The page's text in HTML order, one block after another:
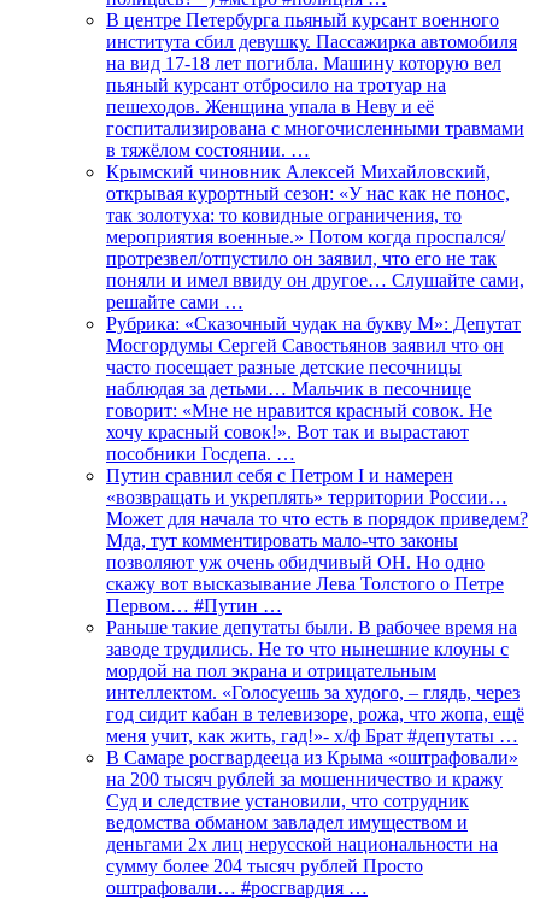
В центре Петербурга пьяный курсант военного
института сбил девушку. Пассажирка автомобиля
на вид 17-18 лет погибла. Машину которую вел
пьяный курсант отбросило на тротуар на
пешеходов. Женщина упала в Неву и её
госпитализирована с многочисленными травмами
в тяжёлом состоянии. …
Крымский чиновник Алексей Михайловский,
открывая курортный сезон: «У нас как не понос,
так золотуха: то ковидные ограничения, то
мероприятия военные.» Потом когда проспался/
протрезвел/отпустило он заявил, что его не так
поняли и имел ввиду он другое… Слушайте сами,
решайте сами …
Рубрика: «Сказочный чудак на букву М»: Депутат
Мосгордумы Сергей Савостьянов заявил что он
часто посещает разные детские песочницы
наблюдая за детьми… Мальчик в песочнице
говорит: «Мне не нравится красный совок. Не
хочу красный совок!». Вот так и вырастают
пособники Госдепа. …
Путин сравнил себя с Петром I и намерен
«возвращать и укреплять» территории России…
Может для начала то что есть в порядок приведем?
Мда, тут комментировать мало-что законы
позволяют уж очень обидчивый ОН. Но одно
скажу вот высказывание Лева Толстого о Петре
Первом… #Путин …
Раньше такие депутаты были. В рабочее время на
заводе трудились. Не то что нынешние клоуны с
мордой на пол экрана и отрицательным
интеллектом. «Голосуешь за худого, – глядь, через
год сидит кабан в телевизоре, рожа, что жопа, ещё
меня учит, как жить, гад!»- х/ф Брат #депутаты …
В Самаре росгвардееца из Крыма «оштрафовали»
на 200 тысяч рублей за мошенничество и кражу
Суд и следствие установили, что сотрудник
ведомства обманом завладел имуществом и
деньгами 2х лиц нерусской национальности на
сумму более 204 тысяч рублей Просто
оштрафовали… #росгвардия …